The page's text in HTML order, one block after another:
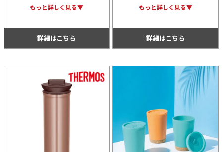
にくい便利なタンブラーです。デザイ
ナルロゴもよく映えます。
もっと詳しく見る▼
詳細はこちら
のに、熱伝導性は低く、熱さが手に伝
ので、卒業記念品としても人気です。
もっと詳しく見る▼
詳細はこちら